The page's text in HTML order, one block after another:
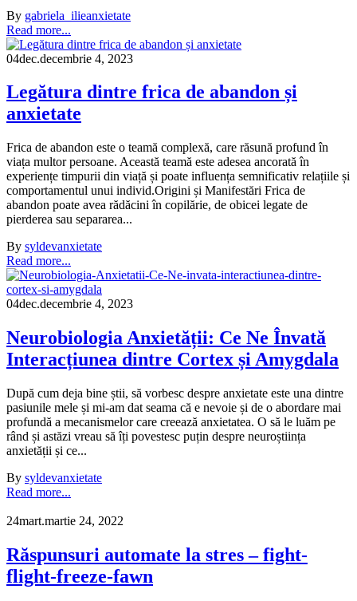
By gabriela_ilieanxietate
Read more...
04dec.decembrie 4, 2023
Legătura dintre frica de abandon și
anxietate
Frica de abandon este o teamă complexă, care răsună profund în
viața multor persoane. Această teamă este adesea ancorată în
experiențe timpurii din viață și poate influența semnificativ relațiile și
comportamentul unui individ.Origini și Manifestări Frica de
abandon poate avea rădăcini în copilărie, de obicei legate de
pierderea sau separarea...
By syldevanxietate
Read more...
04dec.decembrie 4, 2023
Neurobiologia Anxietății: Ce Ne Învată
Interacțiunea dintre Cortex și Amygdala
După cum deja bine știi, să vorbesc despre anxietate este una dintre
pasiunile mele și mi-am dat seama că e nevoie și de o abordare mai
profundă a mecanismelor care creează anxietatea. O să le luăm pe
rând și astăzi vreau să îți povestesc puțin despre neuroștiința
anxietății și ce...
By syldevanxietate
Read more...
24mart.martie 24, 2022
Răspunsuri automate la stres – fight-
flight-freeze-fawn